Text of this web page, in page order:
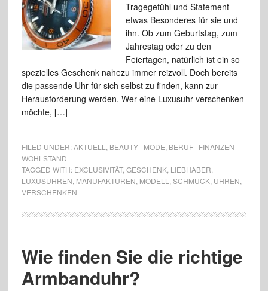
Tragegefühl und Statement
etwas Besonderes für sie und
ihn. Ob zum Geburtstag, zum
Jahrestag oder zu den
Feiertagen, natürlich ist ein so
spezielles Geschenk nahezu immer reizvoll. Doch bereits
die passende Uhr für sich selbst zu finden, kann zur
Herausforderung werden. Wer eine Luxusuhr verschenken
möchte, […]
FILED UNDER:AKTUELL BEAUTY | MODE BERUF | FINANZEN |
WOHLSTAND
TAGGED WITH: EXCLUSIVITÄT, GESCHENK, LIEBHABER
LUXUSUHREN MANUFAKTUREN MODELL SCHMUCK, UHREN
VERSCHENKEN
Wie finden Sie die richtige
Armbanduhr?